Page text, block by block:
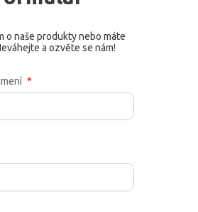
o naše produkty nebo máte
a ozvěte se nám!